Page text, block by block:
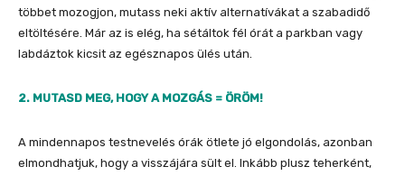
többet mozogjon, mutass neki aktív alternatívákat a szabadidő
eltöltésére. Már az is elég, ha sétáltok fél órát a parkban vagy
labdáztok kicsit az egésznapos ülés után.
2. MUTASD MEG, HOGY A MOZGÁS = ÖRÖM!
A mindennapos testnevelés órák ötlete jó elgondolás, azonban
elmondhatjuk, hogy a visszájára sült el. Inkább plusz teherként,